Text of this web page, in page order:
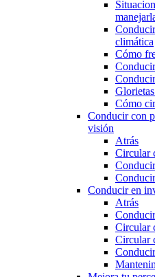
climática
Cómo
Cómo
Conducir con
visión
Atrás
Circular
Conducir en
Atrás
Circular
Circular